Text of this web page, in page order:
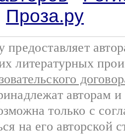
Проза.ру
литературных
авторам
только с
на его авторской